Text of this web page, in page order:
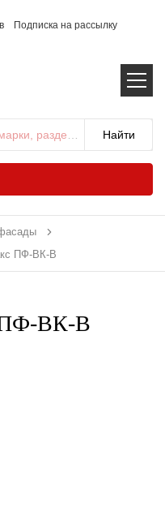
Подписка на рассылку
раздела...
ПФ-ВК-В
ПФ-ВК-В